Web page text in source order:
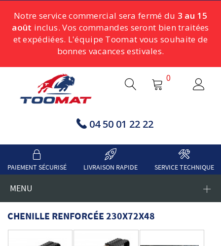
Notre service commercial sera fermé du 3 au 15
août inclus. Vos commandes seront bien traitées
et expédiées. L'équipe Toomat vous souhaite de
bonnes vacances estivales.
04 50 01 22 22
0
PAIEMENT SÉCURISÉ LIVRAISON RAPIDE SERVICE TECHNIQUE
MENU
CHENILLE RENFORCÉE 230X72X48